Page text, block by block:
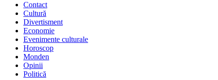
Contact
Cultură
Divertisment
Economie
Evenimente culturale
Horoscop
Monden
Opinii
Politică